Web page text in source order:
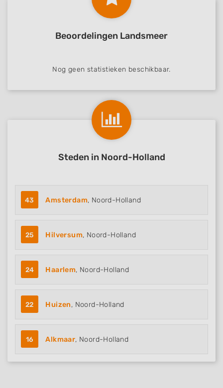
Beoordelingen Landsmeer
Nog geen statistieken beschikbaar.
Steden in Noord-Holland
43 Amsterdam, Noord-Holland
25 Hilversum, Noord-Holland
24 Haarlem, Noord-Holland
22 Huizen, Noord-Holland
16 Alkmaar, Noord-Holland